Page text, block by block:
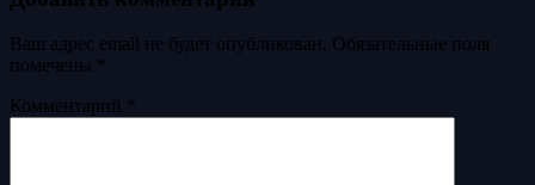
Ваш адрес email не будет опубликован.
Обязательные поля
помечены
Комментарий